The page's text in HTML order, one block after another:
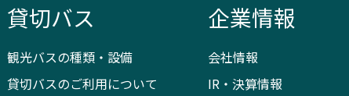
貸切バス
観光バスの種類・設備
貸切バスのご利用について
企業情報
会社情報
IR・決算情報